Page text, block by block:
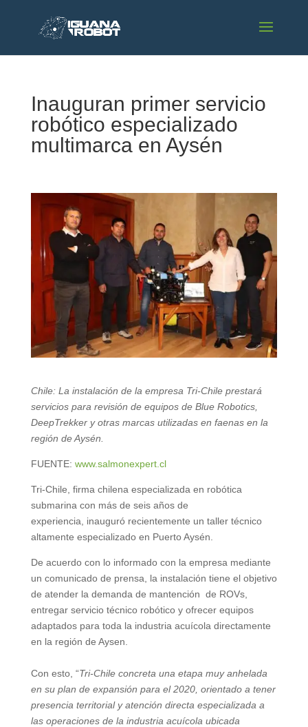
Inauguran primer servicio
robótico especializado
multimarca en Aysén
Chile: La instalación de la empresa Tri-Chile prestará
servicios para revisión de equipos de Blue Robotics,
DeepTrekker y otras marcas utilizadas en faenas en la
región de Aysén.
FUENTE: www.salmonexpert.cl
Tri-Chile, firma chilena especializada en robótica
submarina con más de seis años de
experiencia, inauguró recientemente un taller técnico
altamente especializado en Puerto Aysén.
De acuerdo con lo informado con la empresa mediante
un comunicado de prensa, la instalación tiene el objetivo
de atender la demanda de mantención de ROVs,
entregar servicio técnico robótico y ofrecer equipos
adaptados para toda la industria acuícola directamente
en la región de Aysen.
Con esto, “Tri-Chile concreta una etapa muy anhelada
en su plan de expansión para el 2020, orientado a tener
presencia territorial y atención directa especializada a
las operaciones de la industria acuícola ubicada